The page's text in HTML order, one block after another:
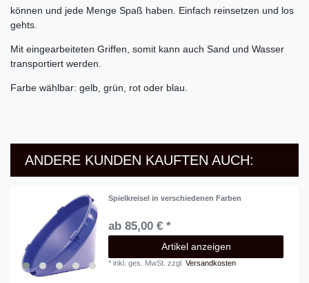
können und jede Menge Spaß haben. Einfach reinsetzen und los
gehts.
Mit eingearbeiteten Griffen, somit kann auch Sand und Wasser
transportiert werden.
Farbe wählbar: gelb, grün, rot oder blau.
ANDERE KUNDEN KAUFTEN AUCH:
Spielkreisel in verschiedenen Farben
ab 85,00 € *
Artikel anzeigen
*inkl. ges. MwSt. zzgl.Versandkosten